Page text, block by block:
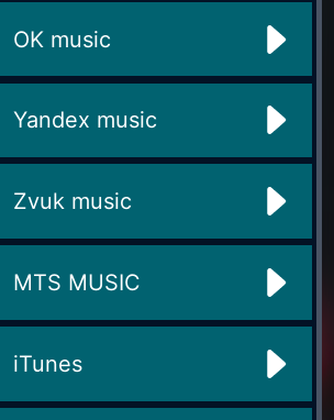
OK music
Yandex music
Zvuk music
MTS MUSIC
iTunes